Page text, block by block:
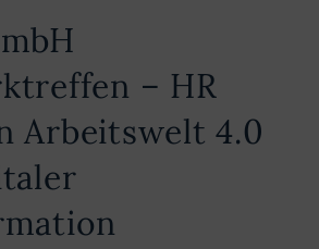
– HR
Arbeitswelt 4.0